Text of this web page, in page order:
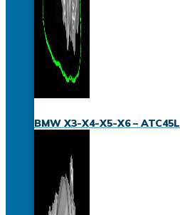
BMW X3-X4-X5-X6 – ATC45L